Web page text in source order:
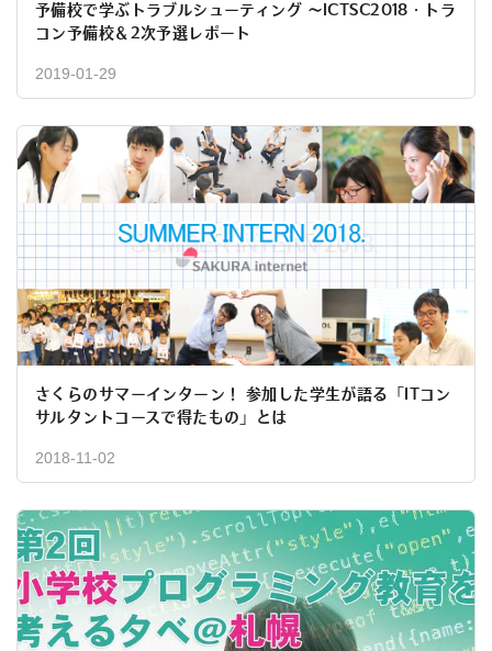
予備校で学ぶトラブルシューティング 〜ICTSC2018・トラ
コン予備校＆2次予選レポート
2019-01-29
さくらのサマーインターン！ 参加した学生が語る「ITコン
サルタントコースで得たもの」とは
2018-11-02